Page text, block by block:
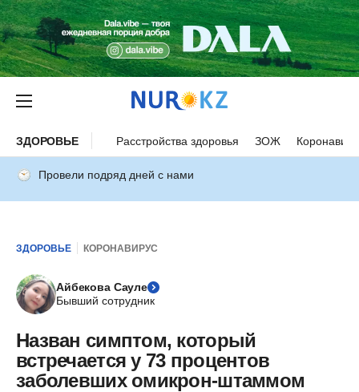
ЗДОРОВЬЕ Расстройства здоровья ЗОЖ
Провели подряд дней с нами
ЗДОРОВЬЕ КОРОНАВИРУС
Айбекова Сауле
Бывший сотрудник
Назван симптом, который
встречается у 73 процентов
заболевших омикрон-штаммом